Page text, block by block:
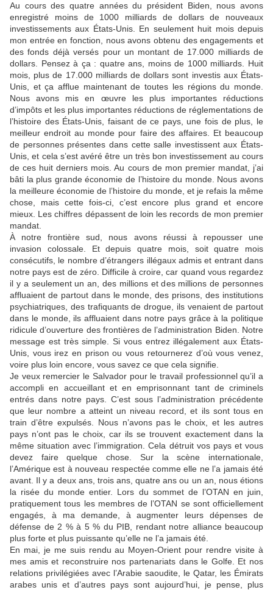
Au cours des quatre années du président Biden, nous avons
enregistré moins de 1000 milliards de dollars de nouveaux
investissements aux États-Unis. En seulement huit mois depuis
mon entrée en fonction, nous avons obtenu des engagements et
des fonds déjà versés pour un montant de 17.000 milliards de
dollars. Pensez à ça : quatre ans, moins de 1000 milliards. Huit
mois, plus de 17.000 milliards de dollars sont investis aux États-
Unis, et ça afflue maintenant de toutes les régions du monde.
Nous avons mis en œuvre les plus importantes réductions
d’impôts et les plus importantes réductions de réglementations de
l’histoire des États-Unis, faisant de ce pays, une fois de plus, le
meilleur endroit au monde pour faire des affaires. Et beaucoup
de personnes présentes dans cette salle investissent aux États-
Unis, et cela s’est avéré être un très bon investissement au cours
de ces huit derniers mois. Au cours de mon premier mandat, j’ai
bâti la plus grande économie de l’histoire du monde. Nous avons
la meilleure économie de l’histoire du monde, et je refais la même
chose, mais cette fois-ci, c’est encore plus grand et encore
mieux. Les chiffres dépassent de loin les records de mon premier
mandat.
À notre frontière sud, nous avons réussi à repousser une
invasion colossale. Et depuis quatre mois, soit quatre mois
consécutifs, le nombre d’étrangers illégaux admis et entrant dans
notre pays est de zéro. Difficile à croire, car quand vous regardez
il y a seulement un an, des millions et des millions de personnes
affluaient de partout dans le monde, des prisons, des institutions
psychiatriques, des trafiquants de drogue, ils venaient de partout
dans le monde, ils affluaient dans notre pays grâce à la politique
ridicule d’ouverture des frontières de l’administration Biden. Notre
message est très simple. Si vous entrez illégalement aux États-
Unis, vous irez en prison ou vous retournerez d’où vous venez,
voire plus loin encore, vous savez ce que cela signifie.
Je veux remercier le Salvador pour le travail professionnel qu’il a
accompli en accueillant et en emprisonnant tant de criminels
entrés dans notre pays. C’est sous l’administration précédente
que leur nombre a atteint un niveau record, et ils sont tous en
train d’être expulsés. Nous n’avons pas le choix, et les autres
pays n’ont pas le choix, car ils se trouvent exactement dans la
même situation avec l’immigration. Cela détruit vos pays et vous
devez faire quelque chose. Sur la scène internationale,
l’Amérique est à nouveau respectée comme elle ne l’a jamais été
avant. Il y a deux ans, trois ans, quatre ans ou un an, nous étions
la risée du monde entier. Lors du sommet de l’OTAN en juin,
pratiquement tous les membres de l’OTAN se sont officiellement
engagés, à ma demande, à augmenter leurs dépenses de
défense de 2 % à 5 % du PIB, rendant notre alliance beaucoup
plus forte et plus puissante qu’elle ne l’a jamais été.
En mai, je me suis rendu au Moyen-Orient pour rendre visite à
mes amis et reconstruire nos partenariats dans le Golfe. Et nos
relations privilégiées avec l’Arabie saoudite, le Qatar, les Émirats
arabes unis et d’autres pays sont aujourd’hui, je pense, plus